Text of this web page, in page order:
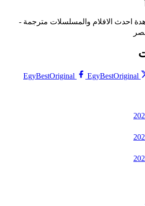
احدث الافلام والمسلسلات مترجمة -
EgyBestOriginal EgyBestOriginal